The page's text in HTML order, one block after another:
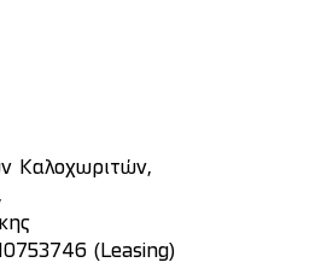
Καλοχωριτών,
(Leasing)